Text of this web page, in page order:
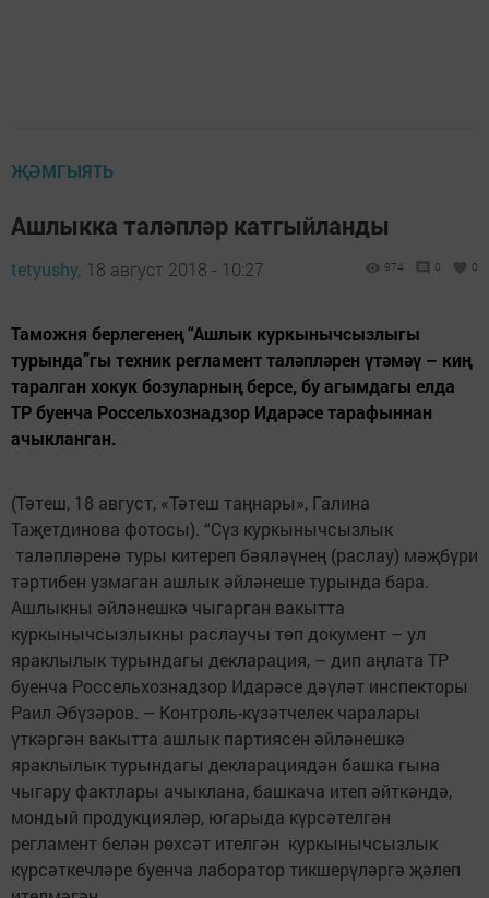
ҖӘМГЫЯТЬ
Ашлыкка таләпләр катгыйланды
tetyushy, 18 август 2018 - 10:27 974 0 0
Таможня берлегенең “Ашлык куркынычсызлыгы
турында”гы техник регламент таләпләрен үтәмәү – киң
таралган хокук бозуларның берсе, бу агымдагы елда
ТР буенча Россельхознадзор Идарәсе тарафыннан
ачыкланган.
(Тәтеш, 18 август, «Тәтеш таңнары», Галина
Таҗетдинова фотосы). “Сүз куркынычсызлык
таләпләренә туры китереп бәя­ләүнең (раслау) мәҗбүри
тәртибен узмаган ашлык әйләнеше турында бара.
Ашлыкны әйләнешкә чыгарган вакытта
куркынычсызлыкны раслаучы төп документ – ул
яраклылык турындагы декларация, – дип аңлата ТР
буенча Россельхознадзор Идарәсе дәүләт инспекторы
Раил Әбүзәров. – Контроль-күзәтчелек чаралары
үткәргән вакытта ашлык партиясен әйләнешкә
яраклылык турындагы декларациядән башка гына
чыгару фактлары ачыклана, башкача итеп әйткәндә,
мондый продукцияләр, югарыда күрсәтелгән
регламент белән рөхсәт ителгән куркынычсызлык
күрсәткечләре буенча лаборатор тикшерүләргә җәлеп